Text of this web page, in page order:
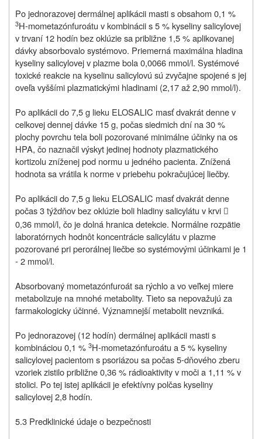
Po jednorazovej dermálnej aplikácii masti s obsahom 0,1 %
3H-mometazónfuroátu v kombinácii s 5 % kyseliny salicylovej
v trvaní 12 hodín bez oklúzie sa približne 1,5 % aplikovanej
dávky absorbovalo systémovo. Priemerná maximálna hladina
kyseliny salicylovej v plazme bola 0,0066 mmol/l. Systémové
toxické reakcie na kyselinu salicylovú sú zvyčajne spojené s jej
oveľa vyššími plazmatickými hladinami (2,17 až 2,90 mmol/l).
Po aplikácii do 7,5 g lieku ELOSALIC masť dvakrát denne v
celkovej dennej dávke 15 g, počas siedmich dní na 30 %
plochy povrchu tela boli pozorované minimálne účinky na os
HPA, čo naznačil výskyt jedinej hodnoty plazmatického
kortizolu zníženej pod normu u jedného pacienta. Znížená
hodnota sa vrátila k norme v priebehu pokračujúcej liečby.
Po aplikácii do 7,5 g lieku ELOSALIC masť dvakrát denne
počas 3 týždňov bez oklúzie boli hladiny salicylátu v krvi 
0,36 mmol/l, čo je dolná hranica detekcie. Normálne rozpätie
laboratórnych hodnôt koncentrácie salicylátu v plazme
pozorované pri perorálnej liečbe so systémovými účinkami je 1
‑ 2 mmol/l.
Absorbovaný mometazónfuroát sa rýchlo a vo veľkej miere
metabolizuje na mnohé metabolity. Tieto sa nepovažujú za
farmakologicky účinné. Významnejší metabolit nevzniká.
Po jednorazovej (12 hodín) dermálnej aplikácii masti s
kombináciou 0,1 % 3H-mometazónfuroátu a 5 % kyseliny
salicylovej pacientom s psoriázou sa počas 5-dňového zberu
vzoriek zistilo približne 0,36 % rádioaktivity v moči a 1,11 % v
stolici. Po tej istej aplikácii je efektívny polčas kyseliny
salicylovej 2,8 hodín.
5.3 Predklinické údaje o bezpečnosti